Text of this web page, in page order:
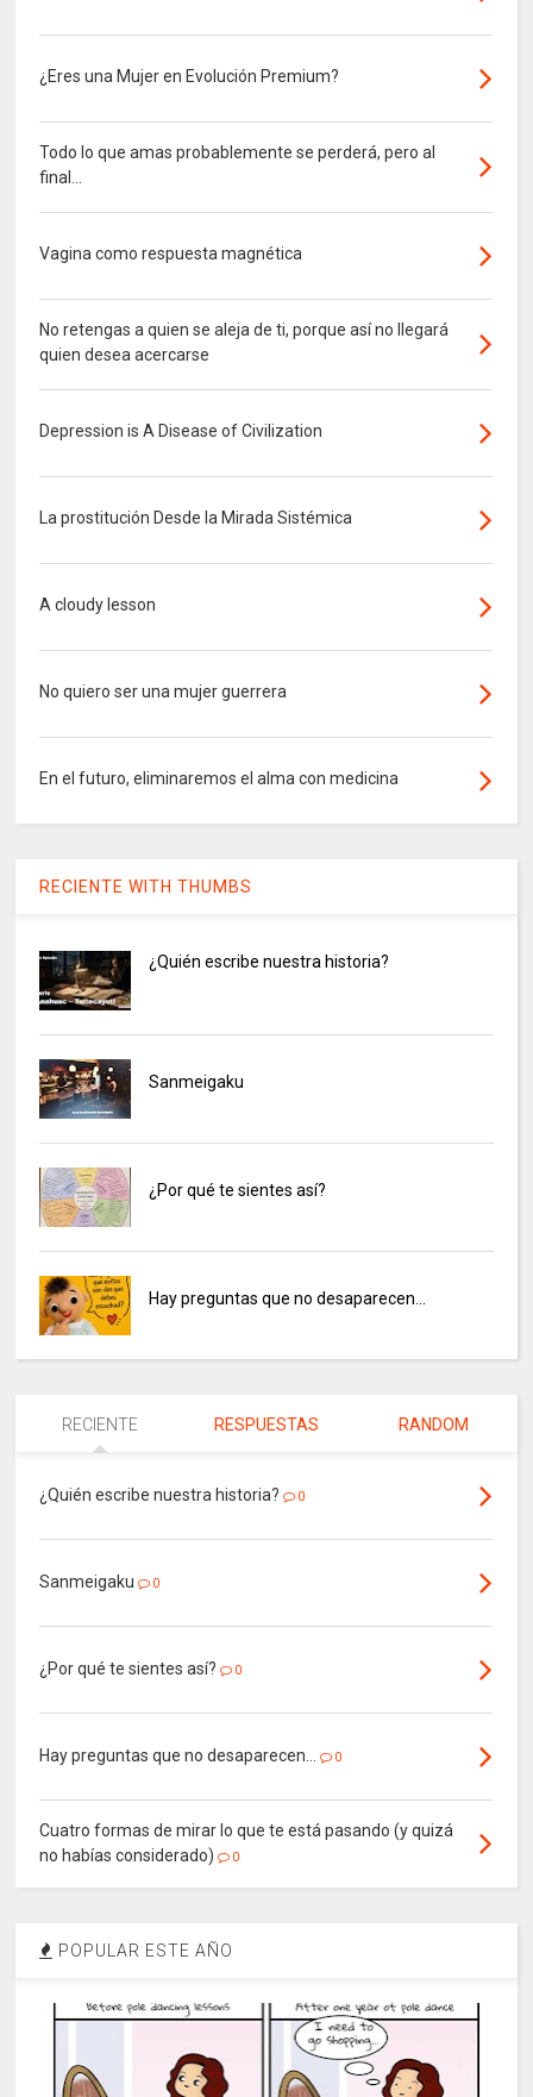
¿Eres una Mujer en Evolución Premium?
Todo lo que amas probablemente se perderá, pero al
final...
Vagina como respuesta magnética
No retengas a quien se aleja de ti, porque así no llegará
quien desea acercarse
Depression is A Disease of Civilization
La prostitución Desde la Mirada Sistémica
A cloudy lesson
No quiero ser una mujer guerrera
En el futuro, eliminaremos el alma con medicina
RECIENTE WITH THUMBS
¿Quién escribe nuestra historia?
Sanmeigaku
¿Por qué te sientes así?
Hay preguntas que no desaparecen…
RECIENTE RESPUESTAS RANDOM
¿Quién escribe nuestra historia? 0
Sanmeigaku 0
¿Por qué te sientes así? 0
Hay preguntas que no desaparecen… 0
Cuatro formas de mirar lo que te está pasando (y quizá
no habías considerado)
0
POPULAR ESTE AÑO